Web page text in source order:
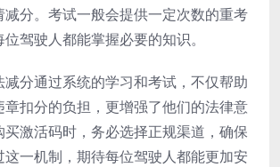
分。考试一般会提供一定次数的重考
驾驶人都能掌握必要的知识。
分通过系统的学习和考试，不仅帮助
扣分的负担，更增强了他们的法律意
激活码时，务必选择正规渠道，确保
一机制，期待每位驾驶人都能更加安